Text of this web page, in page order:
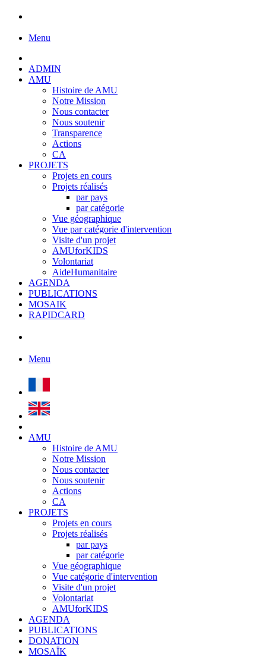
Menu
ADMIN
AMU
Histoire de AMU
Notre Mission
Nous contacter
Nous soutenir
Transparence
Actions
CA
PROJETS
Projets en cours
Projets réalisés
par pays
par catégorie
Vue géographique
Vue par catégorie d'intervention
Visite d'un projet
AMUforKIDS
Volontariat
AideHumanitaire
AGENDA
PUBLICATIONS
MOSAIK
RAPIDCARD
Menu
AMU
Histoire de AMU
Notre Mission
Nous contacter
Nous soutenir
Actions
CA
PROJETS
Projets en cours
Projets réalisés
par pays
par catégorie
Vue géographique
Vue catégorie d'intervention
Visite d'un projet
Volontariat
AMUforKIDS
AGENDA
PUBLICATIONS
DONATION
MOSAÏK